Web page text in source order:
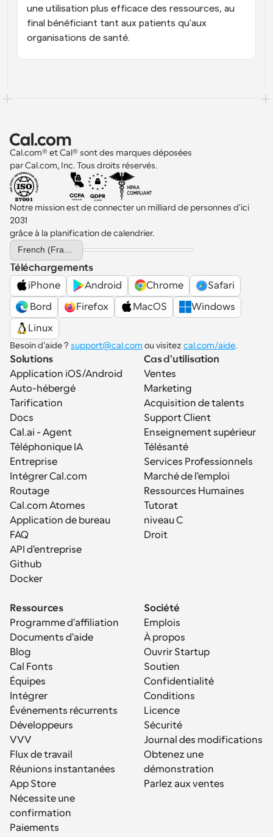
une utilisation plus efficace des ressources, au
final bénéficiant tant aux patients qu'aux
organisations de santé.
Cal.com® et Cal® sont des marques déposées
par Cal.com, Inc. Tous droits réservés.
Notre mission est de connecter un milliard de personnes d'ici
2031
grâce à la planification de calendrier.
Select Language
French (France)
Téléchargements
iPhone
Android Chrome
Safari
Bord
Firefox MacOS
Windows
Linux
Besoin d'aide ? support@cal.com ou visitez cal.com/aide.
Solutions
Application iOS/Android
Auto-hébergé
Tarification
Docs
Cal.ai - Agent
Téléphonique IA
Entreprise
Intégrer Cal.com
Routage
Cal.com Atomes
Application de bureau
FAQ
API d'entreprise
Github
Docker
Cas d'utilisation
Ventes
Marketing
Acquisition de talents
Support Client
Enseignement supérieur
Télésanté
Services Professionnels
Marché de l'emploi
Ressources Humaines
Tutorat
niveau C
Droit
Ressources
Programme d'affiliation
Documents d'aide
Blog
Cal Fonts
Équipes
Intégrer
Événements récurrents
Développeurs
VVV
Flux de travail
Réunions instantanées
App Store
Nécessite une
confirmation
Paiements
Société
Emplois
À propos
Ouvrir Startup
Soutien
Confidentialité
Conditions
Licence
Sécurité
Journal des modifications
Obtenez une
démonstration
Parlez aux ventes